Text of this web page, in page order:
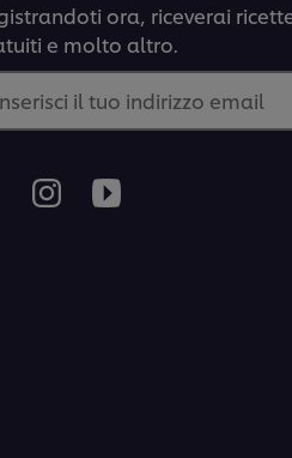
ora, riceverai
e molto altro.
il tuo indirizzo email